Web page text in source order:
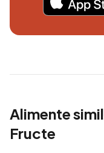
Alimente
Fructe